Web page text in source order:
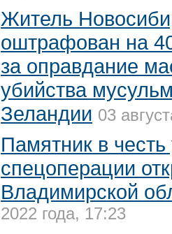
Житель
оштрафован на
за оправдание
убийства
Зеландии 03
Памятник в честь
спецоперации
Владимирской
2022 года, 17:23